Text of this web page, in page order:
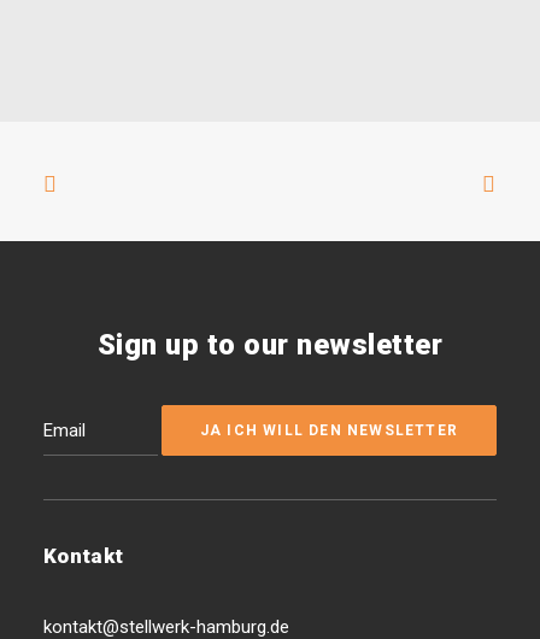
Sign up to our newsletter
Kontakt
kontakt@stellwerk-hamburg.de